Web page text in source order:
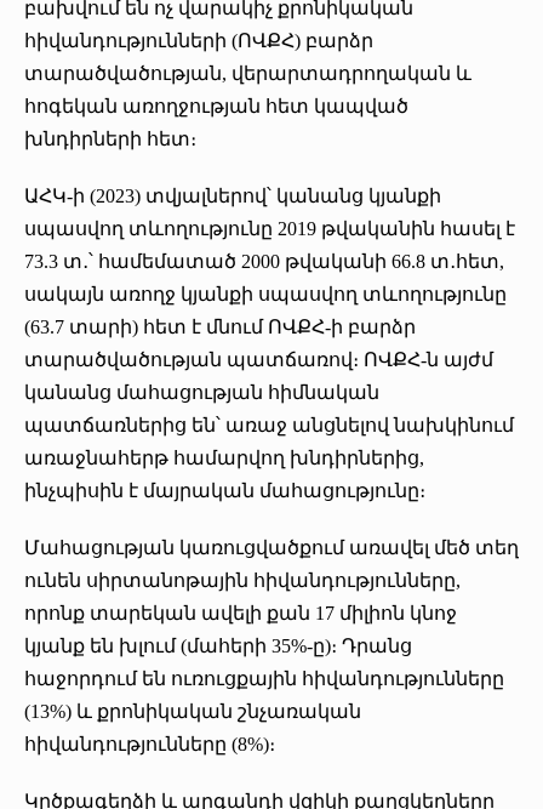
«Հերացի» արհեստակցական կազմակերպություն
«Հերացի» վերլուծական
բախվում են ոչ վարակիչ քրոնիկական
հիվանդությունների (ՈՎՔՀ) բարձր
տարածվածության, վերարտադրողական և
հոգեկան առողջության հետ կապված
խնդիրների հետ։
ԱՀԿ-ի (2023) տվյալներով՝ կանանց կյանքի
սպասվող տևողությունը 2019 թվականին հասել է
73.3 տ․՝ համեմատած 2000 թվականի 66.8 տ․հետ,
սակայն առողջ կյանքի սպասվող տևողությունը
(63.7 տարի) հետ է մնում ՈՎՔՀ-ի բարձր
տարածվածության պատճառով։ ՈՎՔՀ-ն այժմ
կանանց մահացության հիմնական
պատճառներից են՝ առաջ անցնելով նախկինում
առաջնահերթ համարվող խնդիրներից,
ինչպիսին է մայրական մահացությունը։
Մահացության կառուցվածքում առավել մեծ տեղ
ունեն սիրտանոթային հիվանդությունները,
որոնք տարեկան ավելի քան 17 միլիոն կնոջ
կյանք են խլում (մահերի 35%-ը)։ Դրանց
հաջորդում են ուռուցքային հիվանդությունները
(13%) և քրոնիկական շնչառական
հիվանդությունները (8%)։
Կրծքագեղձի և արգանդի վզիկի քաղցկեղները